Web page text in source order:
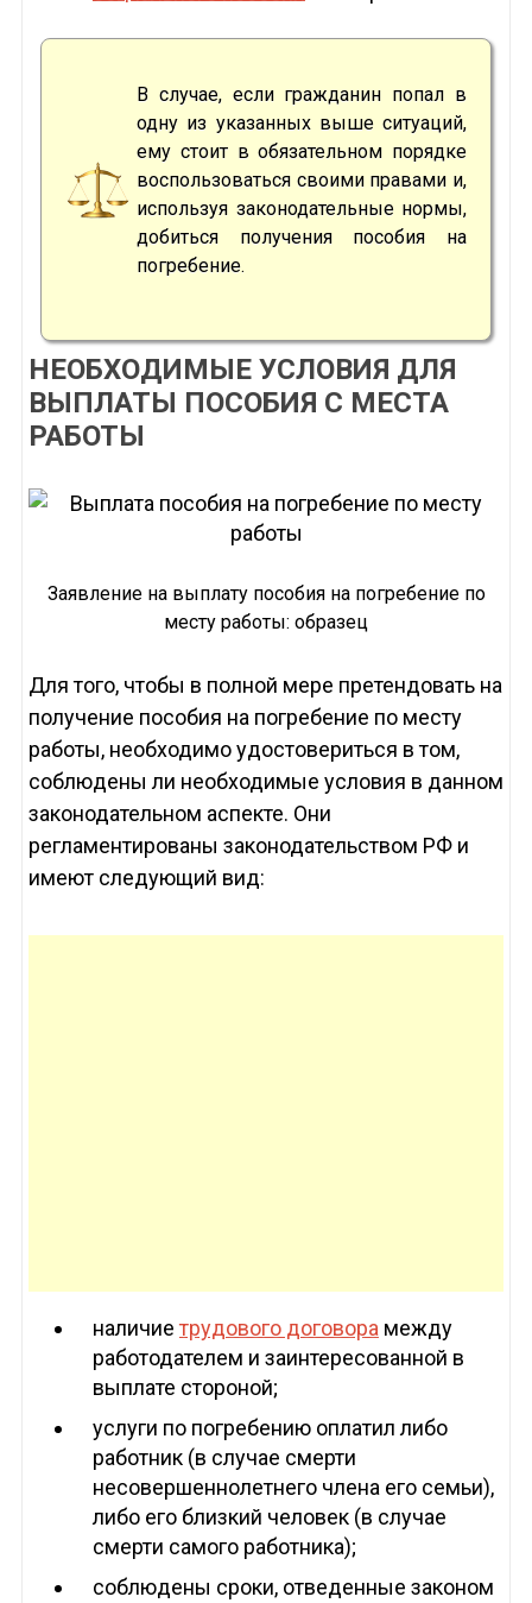
В случае, если гражданин попал в
одну из указанных выше ситуаций,
ему стоит в обязательном порядке
воспользоваться своими правами и,
используя законодательные нормы,
добиться получения пособия на
погребение.
НЕОБХОДИМЫЕ УСЛОВИЯ ДЛЯ
ВЫПЛАТЫ ПОСОБИЯ С МЕСТА
РАБОТЫ
Заявление на выплату пособия на погребение по
месту работы: образец
Для того, чтобы в полной мере претендовать на
получение пособия на погребение по месту
работы, необходимо удостовериться в том,
соблюдены ли необходимые условия в данном
законодательном аспекте. Они
регламентированы законодательством РФ и
имеют следующий вид:
наличиетрудового договора между
работодателем и заинтересованной в
выплате стороной;
услуги по погребению оплатил либо
работник (в случае смерти
несовершеннолетнего члена его семьи),
либо его близкий человек (в случае
смерти самого работника);
соблюдены сроки, отведенные законом